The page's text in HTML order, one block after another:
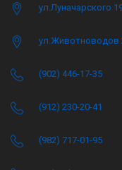
ул.Луначарского
ул.Животноводов
(902) 446-17-35
(912) 230-20-41
(982) 717-01-95